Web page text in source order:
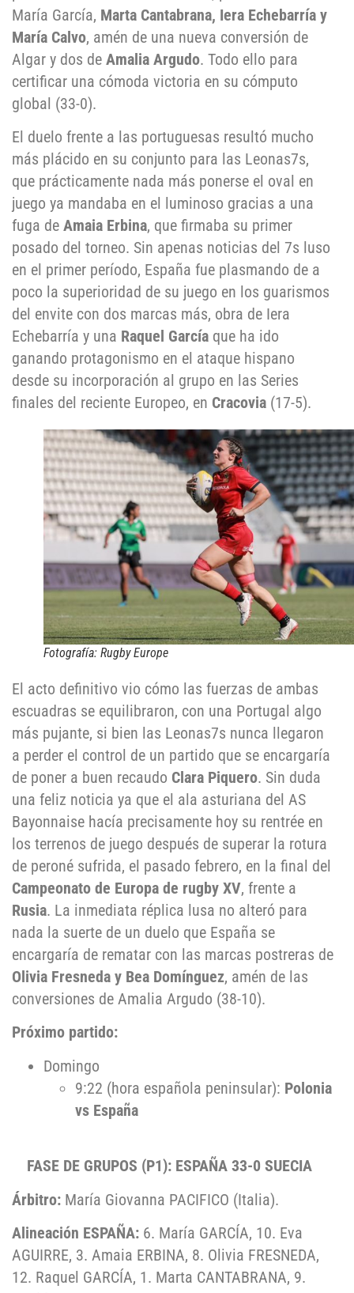
María García, Marta Cantabrana, Iera Echebarría y
María Calvo, amén de una nueva conversión de
Algar y dos de Amalia Argudo. Todo ello para
certificar una cómoda victoria en su cómputo
global (33-0).
El duelo frente a las portuguesas resultó mucho
más plácido en su conjunto para las Leonas7s,
que prácticamente nada más ponerse el oval en
juego ya mandaba en el luminoso gracias a una
fuga de Amaia Erbina, que firmaba su primer
posado del torneo. Sin apenas noticias del 7s luso
en el primer período, España fue plasmando de a
poco la superioridad de su juego en los guarismos
del envite con dos marcas más, obra de Iera
Echebarría y una Raquel García que ha ido
ganando protagonismo en el ataque hispano
desde su incorporación al grupo en las Series
finales del reciente Europeo, en Cracovia (17-5).
Fotografía: Rugby Europe
El acto definitivo vio cómo las fuerzas de ambas
escuadras se equilibraron, con una Portugal algo
más pujante, si bien las Leonas7s nunca llegaron
a perder el control de un partido que se encargaría
de poner a buen recaudo Clara Piquero. Sin duda
una feliz noticia ya que el ala asturiana del AS
Bayonnaise hacía precisamente hoy su rentrée en
los terrenos de juego después de superar la rotura
de peroné sufrida, el pasado febrero, en la final del
Campeonato de Europa de rugby XV, frente a
Rusia. La inmediata réplica lusa no alteró para
nada la suerte de un duelo que España se
encargaría de rematar con las marcas postreras de
Olivia Fresneda y Bea Domínguez, amén de las
conversiones de Amalia Argudo (38-10).
Próximo partido:
Domingo
9:22 (hora española peninsular): Polonia
vs España
FASE DE GRUPOS (P1): ESPAÑA 33-0 SUECIA
Árbitro: María Giovanna PACIFICO (Italia).
Alineación ESPAÑA: 6. María GARCÍA, 10. Eva
AGUIRRE, 3. Amaia ERBINA, 8. Olivia FRESNEDA,
12. Raquel GARCÍA, 1. Marta CANTABRANA, 9.